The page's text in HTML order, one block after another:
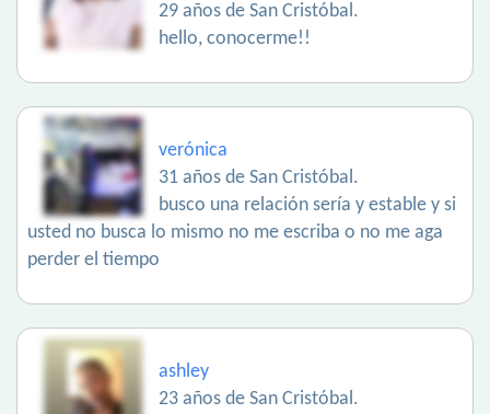
29 años de San Cristóbal.
hello, conocerme!!
verónica
31 años de San Cristóbal.
busco una relación sería y estable y si
usted no busca lo mismo no me escriba o no me aga
perder el tiempo
ashley
23 años de San Cristóbal.